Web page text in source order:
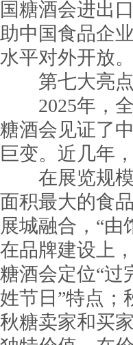
国糖酒会进出
助中国食品企
水平对外开放。
第七大亮点
2025年，全
糖酒会见证了
巨变。近几年
在展览规模
面积最大的食
展城融合，“由
在品牌建设上
糖酒会定位“过
姓节日”特点；
秋糖卖家和买